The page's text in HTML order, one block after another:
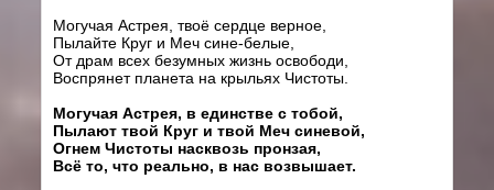
Могучая Астрея, твоё сердце верное,
Пылайте Круг и Меч сине-белые,
От драм всех безумных жизнь освободи,
Воспрянет планета на крыльях Чистоты.
Могучая Астрея, в единcтве с тобой,
Пылают твой Круг и твой Меч синевой,
Огнем Чистоты насквозь пронзая,
Всё то, что реально, в нас возвышает.